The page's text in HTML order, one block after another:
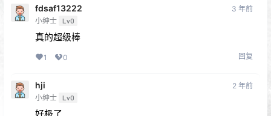
fdsaf13222
小绅士 Lv0
3 年前
真的超级棒
1 0 回复
hji
小绅士 Lv0
2 年前